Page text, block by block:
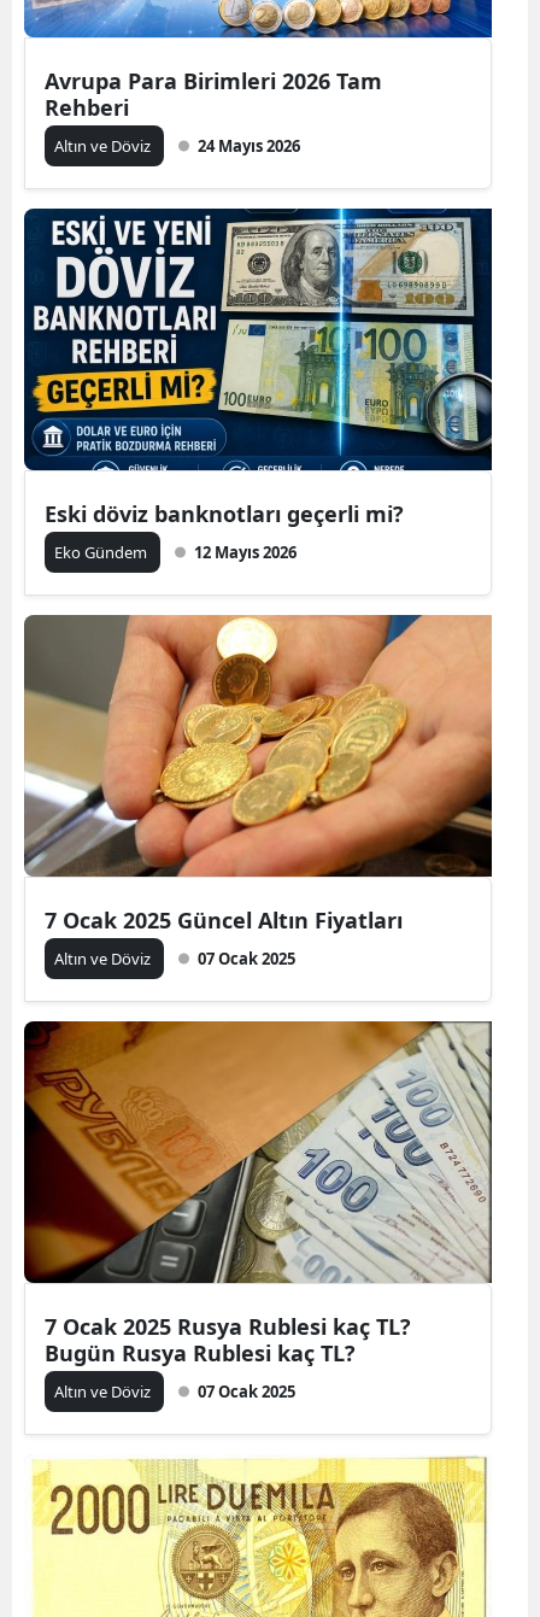
Avrupa Para Birimleri 2026 Tam
Rehberi
Altın ve Döviz 24 Mayıs 2026
Eski döviz banknotları geçerli mi?
Eko Gündem 12 Mayıs 2026
7 Ocak 2025 Güncel Altın Fiyatları
Altın ve Döviz 07 Ocak 2025
7 Ocak 2025 Rusya Rublesi kaç TL?
Bugün Rusya Rublesi kaç TL?
Altın ve Döviz 07 Ocak 2025